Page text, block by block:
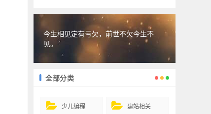
今生相见定有亏欠，前世不欠今生不
见。
全部分类
少儿编程 建站相关